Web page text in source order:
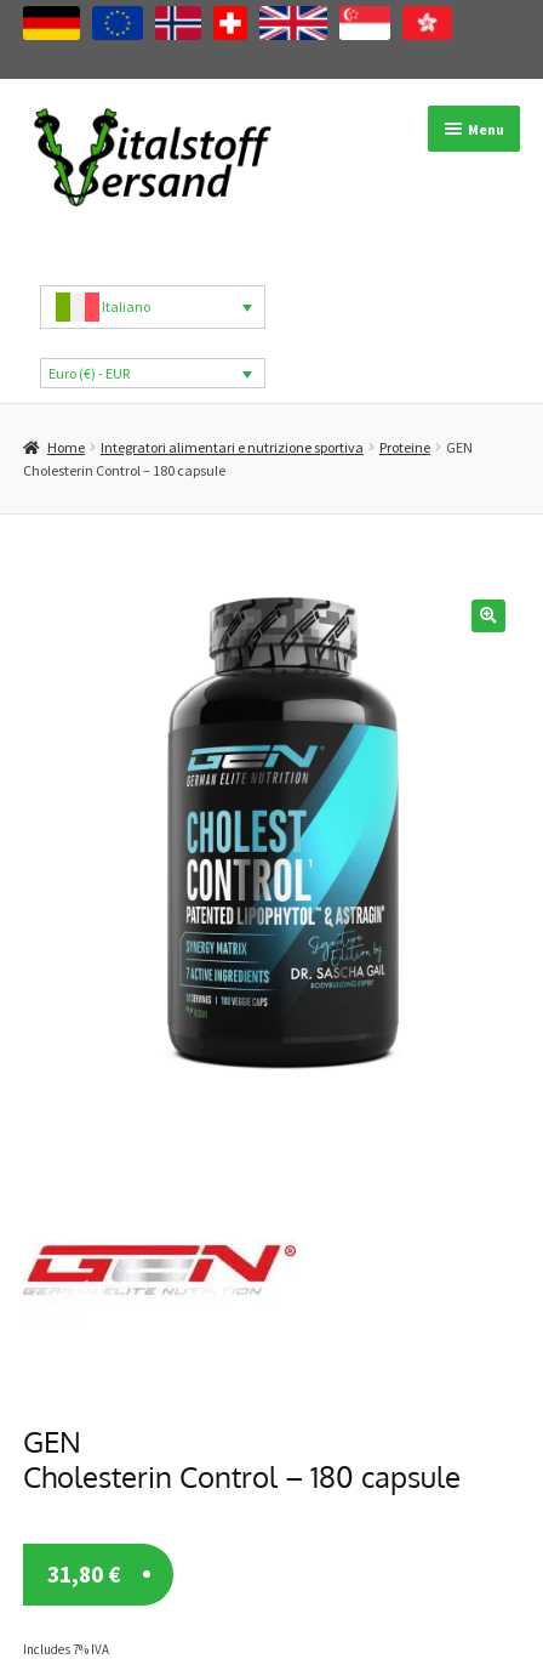
Vai
alla
navigazione
Vai
contenuto
Menu
Categorie di prodotti
Marchi
B2B
Italiano
Euro (€) - EUR
Home Integratori alimentari e nutrizione sportiva Proteine
GEN
Cholesterin Control – 180 capsule
GEN
Cholesterin Control – 180 capsule
31,80 €
Includes 7% IVA